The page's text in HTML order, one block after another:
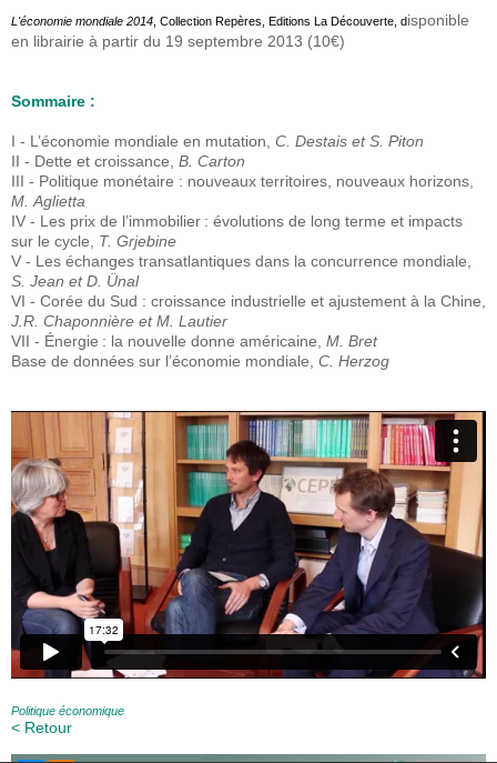
L'économie mondiale 2014 , Collection Repères, Editions La Découverte, disponible
en librairie à partir du 19 septembre 2013 (10€)
Sommaire :
I - L’économie mondiale en mutation, C. Destais et S. Piton
II - Dette et croissance, B. Carton
III - Politique monétaire : nouveaux territoires, nouveaux horizons,
M. Aglietta
IV - Les prix de l’immobilier : évolutions de long terme et impacts
sur le cycle, T. Grjebine
V - Les échanges transatlantiques dans la concurrence mondiale,
S. Jean et D. Ünal
VI - Corée du Sud : croissance industrielle et ajustement à la Chine,
J.R. Chaponnière et M. Lautier
VII - Énergie : la nouvelle donne américaine, M. Bret
Base de données sur l’économie mondiale, C. Herzog
Politique économique
< Retour